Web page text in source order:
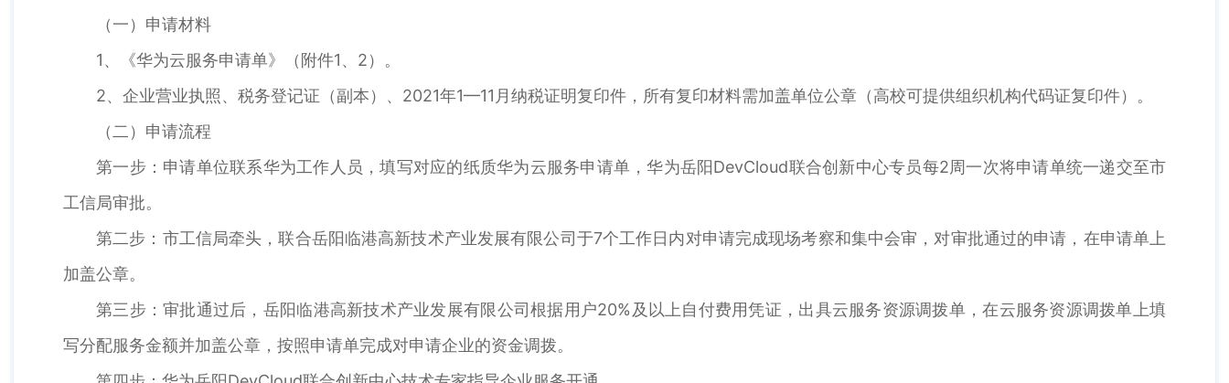
（一）申请材料
1、《华为云服务申请单》（附件1、2）。
2、企业营业执照、税务登记证（副本）、2021年1—11月纳税证明复印件，所有复印材料需加盖单位公章（高校可提供组织机构代码证复印件）。
（二）申请流程
第一步：申请单位联系华为工作人员，填写对应的纸质华为云服务申请单，华为岳阳DevCloud联合创新中心专员每2周一次将申请单统一递交至市
工信局审批。
第二步：市工信局牵头，联合岳阳临港高新技术产业发展有限公司于7个工作日内对申请完成现场考察和集中会审，对审批通过的申请，在申请单上
加盖公章。
第三步：审批通过后，岳阳临港高新技术产业发展有限公司根据用户20%及以上自付费用凭证，出具云服务资源调拨单，在云服务资源调拨单上填
写分配服务金额并加盖公章，按照申请单完成对申请企业的资金调拨。